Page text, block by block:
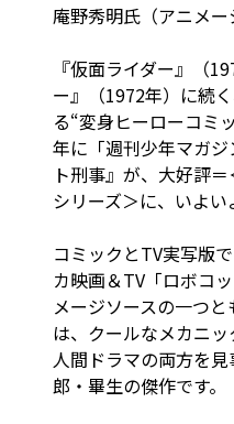
庵野秀明氏（アニメー
『仮面ライダー』（
ー』（1972年）に続
る“変身ヒーローコミ
年に「週刊少年マガ
ト刑事』が、大好評
シリーズ＞に、いよい
コミックとTV実写版
カ映画＆TV「ロボコ
メージソースの一つ
は、クールなメカニ
人間ドラマの両方を
郎・畢生の傑作です。